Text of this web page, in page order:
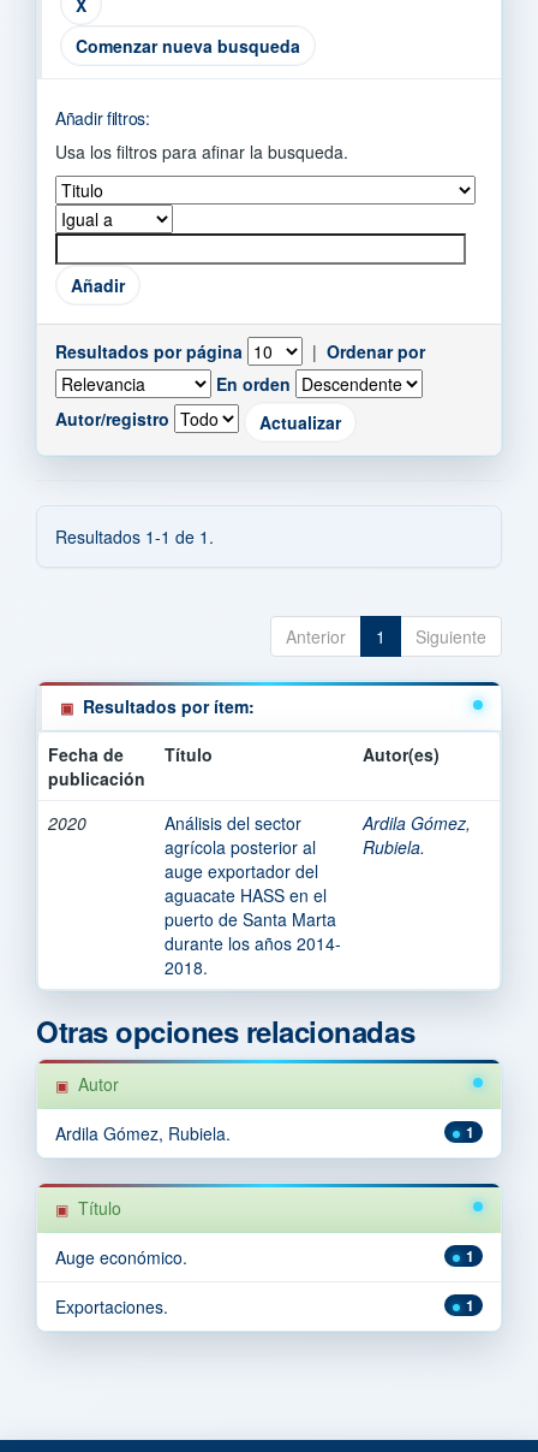
Comenzar nueva busqueda
Añadir filtros:
Usa los filtros para afinar la busqueda.
Resultados por página | Ordenar por
En orden
Autor/registro
Resultados 1-1 de 1.
Anterior 1 Siguiente
Resultados por ítem:
Fecha de
publicación
Título Autor(es)
2020
Análisis del sector
agrícola posterior al
auge exportador del
aguacate HASS en el
puerto de Santa Marta
durante los años 2014-
2018.
Ardila Gómez,
Rubiela.
Otras opciones relacionadas
Autor
1
Ardila Gómez, Rubiela.
Título
1
Auge económico.
1
Exportaciones.